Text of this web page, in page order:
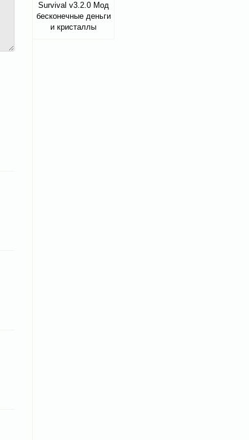
Survival v3.2.0 Мод
бесконечные деньги
и кристаллы